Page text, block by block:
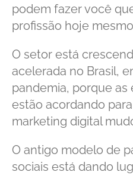
podem fazer você
profissão hoje
O setor está
acelerada no Brasil,
pandemia, porque as
estão acordando
marketing digital
O antigo modelo de
sociais está dando